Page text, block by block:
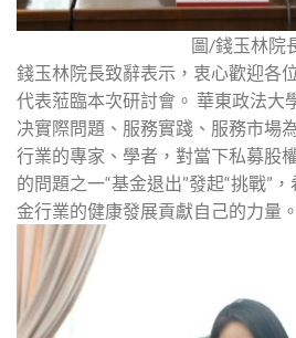
圖/錢玉林院
錢玉林院長致辭表示，衷心歡迎各
代表蒞臨本次研討會。 華東政法大
决實際問題、服務實踐、服務市場
行業的專家、學者，對當下私募股
的問題之一“基金退出”發起“挑戰”
金行業的健康發展貢獻自己的力量。